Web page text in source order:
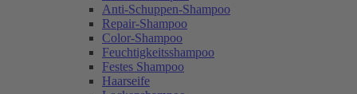
Anti-Schuppen-Shampoo
Repair-Shampoo
Color-Shampoo
Feuchtigkeitsshampoo
Festes Shampoo
Haarseife